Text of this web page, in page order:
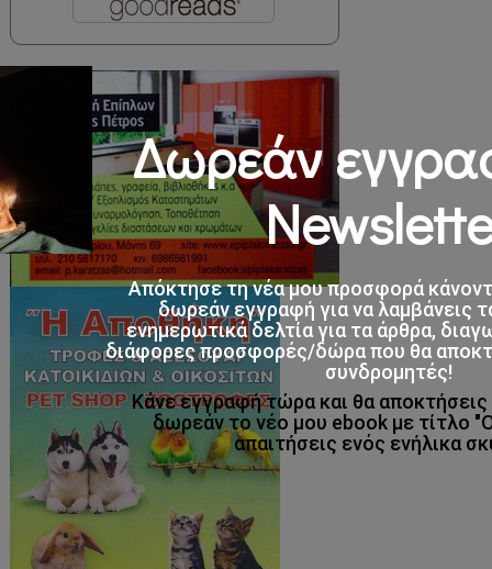
Δωρεάν
Απόκτησε τη νέα μου προσφορά
δωρεάν εγγραφή για να λαμβάνεις
ενημερωτικά δελτία για τα άρθρα,
διάφορες προσφορές/δώρα που θα
συνδρομητές!
Κάνε εγγραφή τώρα και θα
δωρεάν το νέο μου ebook με τίτλο
απαιτήσεις ενός ενήλικα